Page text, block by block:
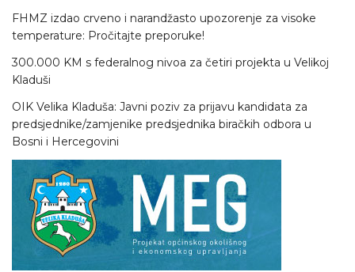
FHMZ izdao crveno i narandžasto upozorenje za visoke
temperature: Pročitajte preporuke!
300.000 KM s federalnog nivoa za četiri projekta u Velikoj
Kladuši
OIK Velika Kladuša: Javni poziv za prijavu kandidata za
predsjednike/zamjenike predsjednika biračkih odbora u
Bosni i Hercegovini